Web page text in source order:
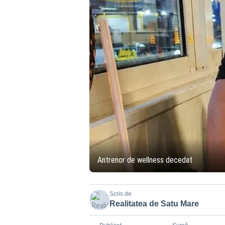
Antrenor de wellness decedat
Scris de
Realitatea de Satu Mare